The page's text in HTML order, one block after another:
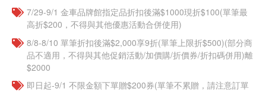
7/29-9/1 金車品牌館指定品折扣後滿$1000現折$100(單筆最
高折$200，不得與其他優惠活動合併使用)
8/8-8/10 單筆折扣後滿$2,000享9折(單筆上限折$500)(部分商
品不適用，不得與其他促銷活動/加價購/折價券/折扣碼併用)離
$2000
即日起-9/1 不限金額下單贈$200券(單筆不累贈，請注意訂單